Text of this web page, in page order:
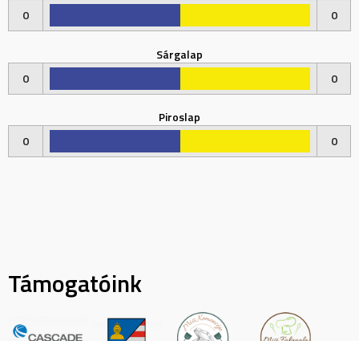
0
0
Sárgalap
0
0
Piroslap
0
0
Támogatóink